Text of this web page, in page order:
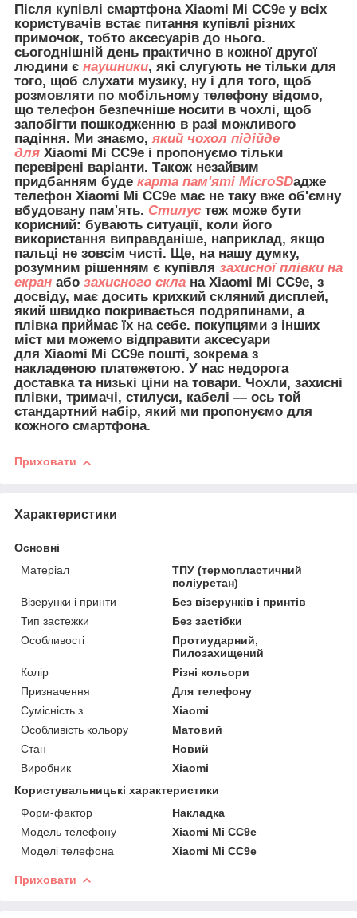
Після купівлі смартфона Xiaomi Mi CC9e у всіх
користувачів встає питання купівлі різних
примочок, тобто аксесуарів до нього.
сьогоднішній день практично в кожної другої
людини є наушники, які слугують не тільки для
того, щоб слухати музику, ну і для того, щоб
розмовляти по мобільному телефону відомо,
що телефон безпечніше носити в чохлі, щоб
запобігти пошкодженню в разі можливого
падіння. Ми знаємо, який чохол підійде
для Xiaomi Mi CC9e і пропонуємо тільки
перевірені варіанти. Також незайвим
придбанням буде карта пам'яті MicroSDадже
телефон Xiaomi Mi CC9e має не таку вже об'ємну
вбудовану пам'ять. Стилус теж може бути
корисний: бувають ситуації, коли його
використання виправданіше, наприклад, якщо
пальці не зовсім чисті. Ще, на нашу думку,
розумним рішенням є купівля захисної плівки на
екран або захисного скла на Xiaomi Mi CC9e, з
досвіду, має досить крихкий скляний дисплей,
який швидко покривається подряпинами, а
плівка приймає їх на себе. покупцями з інших
міст ми можемо відправити аксесуари
для Xiaomi Mi CC9e пошті, зокрема з
накладеною платежетою. У нас недорога
доставка та низькі ціни на товари. Чохли, захисні
плівки, тримачі, стилуси, кабелі — ось той
стандартний набір, який ми пропонуємо для
кожного смартфона.
Приховати
Характеристики
Основні
Матеріал
ТПУ (термопластичний
поліуретан)
Візерунки і принти
Без візерунків і принтів
Тип застежки
Без застібки
Особливості
Протиударний,
Пилозахищений
Колір
Різні кольори
Призначення
Для телефону
Сумісність з
Xiaomi
Особливість кольору
Матовий
Стан
Новий
Виробник
Xiaomi
Користувальницькі характеристики
Форм-фактор
Накладка
Модель телефону
Xiaomi Mi CC9e
Моделі телефона
Xiaomi Mi CC9e
Приховати